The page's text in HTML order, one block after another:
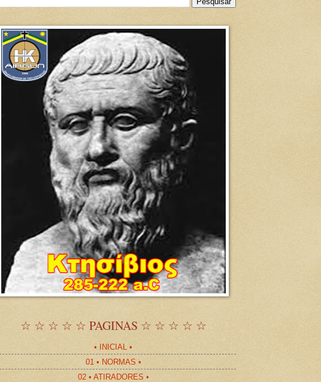
☆ ☆ ☆ ☆ ☆ PAGINAS ☆ ☆ ☆ ☆ ☆
• INICIAL •
01 • NORMAS •
02 • ATIRADORES •